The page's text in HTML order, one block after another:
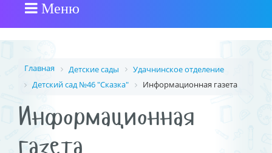
Меню
Главная Детские сады
Удачнинское отделение
Детский сад №46 "Сказка"
Информационная газета
Информационная
газета